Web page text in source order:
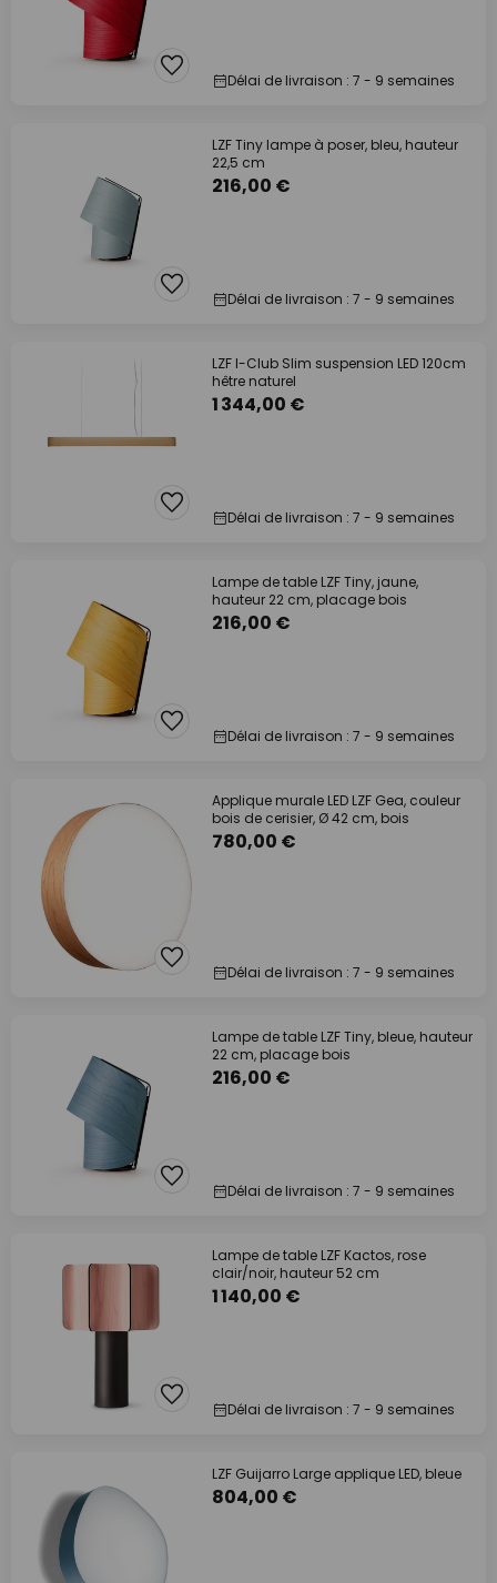
Délai de livraison : 7 - 9 semaines
LZF Tiny lampe à poser, bleu, hauteur
22,5 cm
216,00 €
Délai de livraison : 7 - 9 semaines
LZF I-Club Slim suspension LED 120cm
hêtre naturel
1 344,00 €
Délai de livraison : 7 - 9 semaines
Lampe de table LZF Tiny, jaune,
hauteur 22 cm, placage bois
216,00 €
Délai de livraison : 7 - 9 semaines
Applique murale LED LZF Gea, couleur
bois de cerisier, Ø 42 cm, bois
780,00 €
Délai de livraison : 7 - 9 semaines
Lampe de table LZF Tiny, bleue, hauteur
22 cm, placage bois
216,00 €
Délai de livraison : 7 - 9 semaines
Lampe de table LZF Kactos, rose
clair/noir, hauteur 52 cm
1 140,00 €
Délai de livraison : 7 - 9 semaines
LZF Guijarro Large applique LED, bleue
804,00 €